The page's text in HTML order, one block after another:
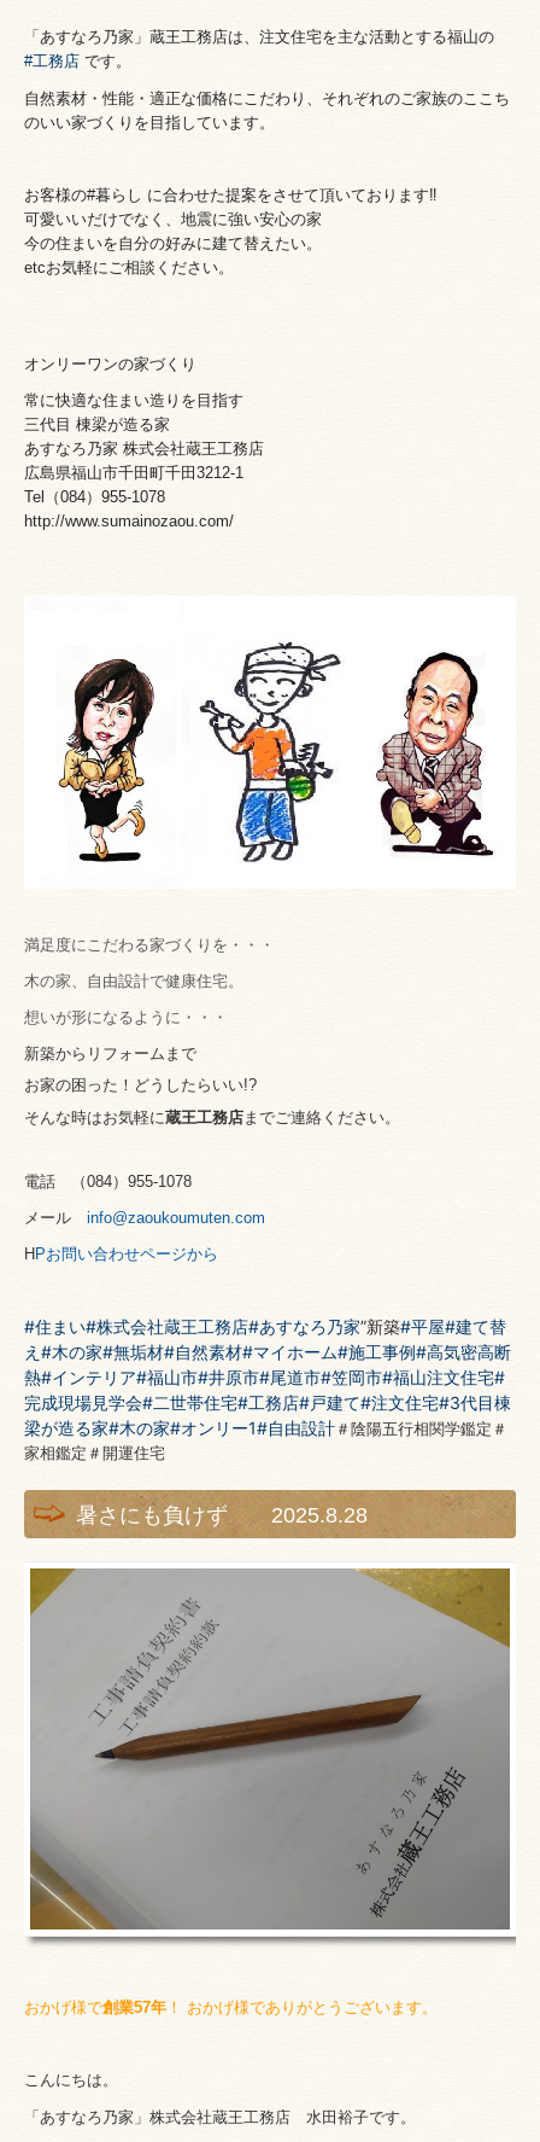
「あすなろ乃家」蔵王工務店は、 注文住宅を主な活動とする福山の
#工務店 です。
自然素材・性能・適正な価格にこだわり、それぞれのご家族のここち
のいい家づくりを目指しています。
お客様の#暮らし に合わせた提案をさせて頂いております‼️
可愛いいだけでなく、地震に強い安心の家
今の住まいを自分の好みに建て替えたい。
etcお気軽にご相談ください。
オンリーワンの家づくり
常に快適な住まい造りを目指す
三代目 棟梁が造る家
あすなろ乃家 株式会社蔵王工務店
広島県福山市千田町千田3212-1
Tel（084）955-1078
http://www.sumainozaou.com/
満足度にこだわる家づくりを・・・
木の家、自由設計で健康住宅。
想いが形になるように・・・
新築からリフォームまで
お家の困った！どうしたらいい!?
そんな時はお気軽に蔵王工務店までご連絡ください。
電話 （084） 955-1078
メール info@zaoukoumuten.com
H Pお問い合わせページから
#住まい#株式会社蔵王工務店#あすなろ乃家”新築#平屋#建て替
え #木の家#無垢材#自然素材#マイホーム#施工事例#高気密高断
熱#インテリア#福山市#井原市#尾道市#笠岡市#福山注文住宅#
完成現場見学会#二世帯住宅#工務店#戸建て#注文住宅#3代目棟
梁が造る家#木の家#オンリー1#自由設計 ＃陰陽五行相関学鑑定＃
家相鑑定＃開運住宅
暑さにも負けず 2025.8.28
おかげ様で創業57年 ！ おかげ様でありがとう ございます。
こんにちは。
「あすなろ乃家」株式会社蔵王工務店 水田裕子です。